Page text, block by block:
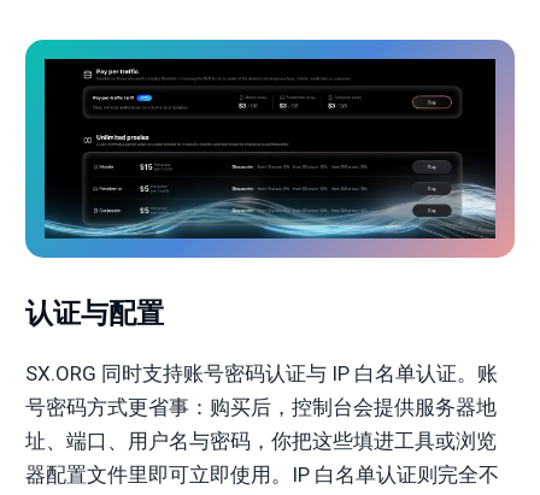
认证与配置
SX.ORG 同时支持账号密码认证与 IP 白名单认证。账
号密码方式更省事：购买后，控制台会提供服务器地
址、端口、用户名与密码，你把这些填进工具或浏览
器配置文件里即可立即使用。IP 白名单认证则完全不